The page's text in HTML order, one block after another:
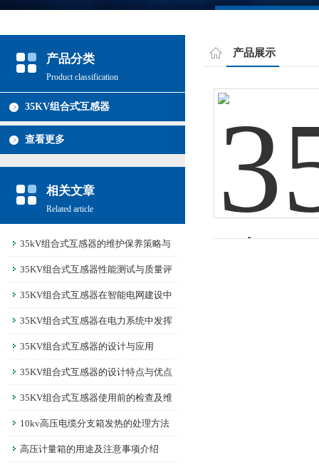
产品分类
Product classification
35KV组合式互感器
查看更多
相关文章
Related article
35kV组合式互感器的维护保养策略与
常见故障排除
35KV组合式互感器性能测试与质量评
估标准解析
35KV组合式互感器在智能电网建设中
的作用
35KV组合式互感器在电力系统中发挥
着重要的作用
35KV组合式互感器的设计与应用
35KV组合式互感器的设计特点与优点
35KV组合式互感器使用前的检查及维
护 10kv高压电缆分支箱发热的处理方法
高压计量箱的用途及注意事项介绍
产品展示